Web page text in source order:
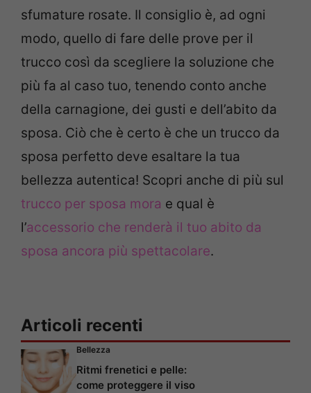
sfumature rosate. Il consiglio è, ad ogni
modo, quello di fare delle prove per il
trucco così da scegliere la soluzione che
più fa al caso tuo, tenendo conto anche
della carnagione, dei gusti e dell’abito da
sposa. Ciò che è certo è che un trucco da
sposa perfetto deve esaltare la tua
bellezza autentica! Scopri anche di più sul
trucco per sposa mora e qual è
l’accessorio che renderà il tuo abito da
sposa ancora più spettacolare.
Articoli recenti
Bellezza
Ritmi frenetici e pelle:
come proteggere il viso